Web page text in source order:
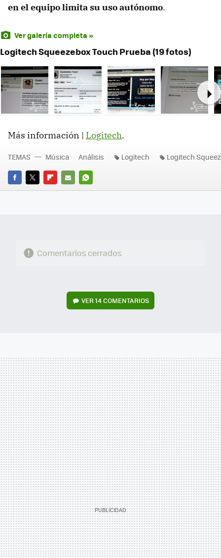
en el equipo limita su uso autónomo.
Ver galería completa »
Logitech Squeezebox Touch Prueba (19 fotos)
Más información | Logitech.
FACEBOOK
TWITTERFLIPBOARD
E-
WHATSAPP
TEMAS Música Análisis Logitech Logitech
Comentarios cerrados
VER14 COMENTARIOS